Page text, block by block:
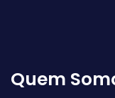
Quem